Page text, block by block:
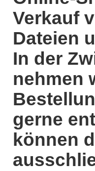
Verkauf
Dateien
In der
nehmen
gerne
können